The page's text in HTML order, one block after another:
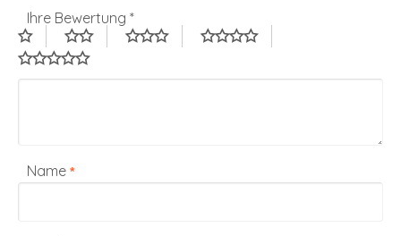
Ihre Bewertung *
Name *